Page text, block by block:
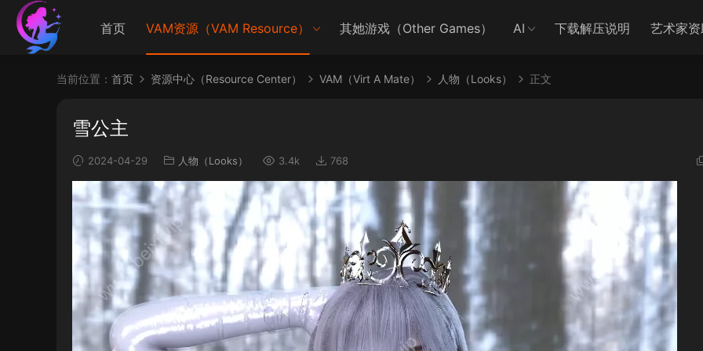
首页 VAM资源（VAM Resource） 其她游戏（Other Games） AI 下载解压说明 艺术家
当前位置： 首页 资源中心（Resource Center） VAM（Virt A Mate） 人物（Looks） 正文
雪公主
2024-04-29 人物（Looks） 3.4k 768